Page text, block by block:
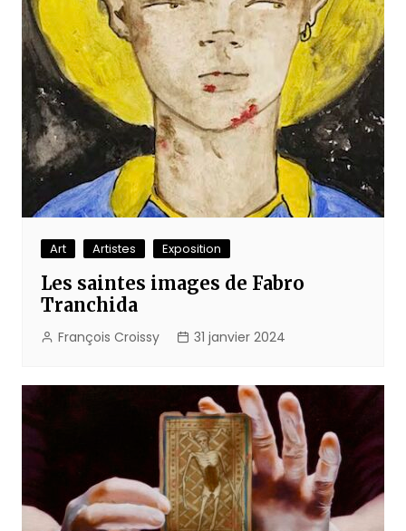
Art Artistes Exposition
Les saintes images de Fabro
Tranchida
François Croissy 31 janvier 2024